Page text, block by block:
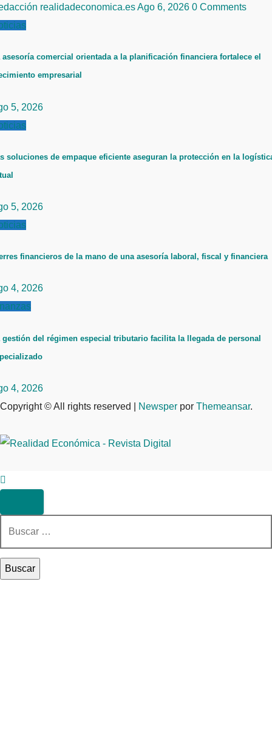
realidadeconomica.esAgo 6, 2026 0 Comments
asesoría comercial orientada a la planificación financiera fortalece el
empresarial
5, 2026
soluciones de empaque eficiente aseguran la protección en la
5, 2026
financieros de la mano de una asesoría laboral, fiscal y financiera
4, 2026
gestión del régimen especial tributario facilita la llegada de personal
4, 2026
Copyright © All rights reserved
Newsper por Themeansar.